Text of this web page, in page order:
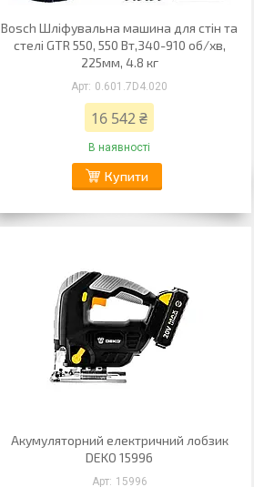
Bosch Шліфувальна машина для стін та
стелі GTR 550, 550 Вт,340-910 об/хв,
225мм, 4.8 кг
0.601.7D4.020
16 542 ₴
В наявності
Купити
Акумуляторний електричний лобзик
DEKO 15996
15996